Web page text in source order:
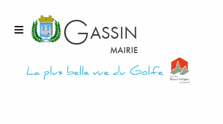
Ouvrir le menuGASSIN
MAIRIE
La plus belle vue du Golfe